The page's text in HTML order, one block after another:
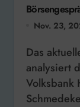
Nov. 23,
Das aktuelle Geschehen an der Börse
analysiert
Volksbank